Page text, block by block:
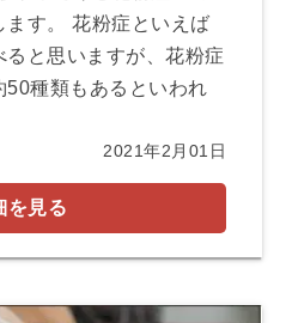
す。 花粉症といえば
と思いますが、花粉症
50種類もあるといわれ
2021年2月01日
を見る